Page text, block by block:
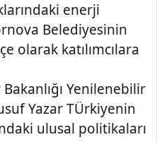
enerji
Belediyesinin
olarak katılımcılara
Yenilenebilir
Yazar TÜrkiyenin
ulusal politikaları